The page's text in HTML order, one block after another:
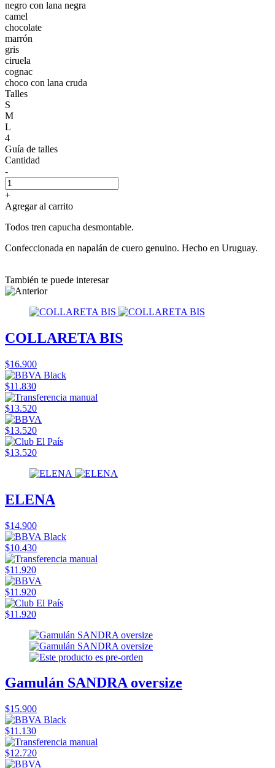
negro con lana negra
camel
chocolate
marrón
gris
ciruela
cognac
choco con lana cruda
Talles
S
M
L
4
Guía de talles
Cantidad
-
+
Agregar al carrito
Todos tren capucha desmontable.
Confeccionada en napalán de cuero genuino. Hecho en Uruguay.
También te puede interesar
COLLARETA BIS
$16.900
$11.830
$13.520
$13.520
$13.520
ELENA
$14.900
$10.430
$11.920
$11.920
$11.920
Gamulán SANDRA oversize
$15.900
$11.130
$12.720